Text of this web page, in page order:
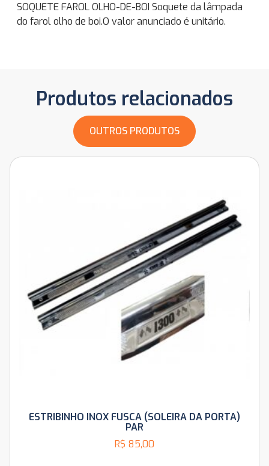
SOQUETE FAROL OLHO-DE-BOI Soquete da lâmpada
do farol olho de boi.O valor anunciado é unitário.
Produtos relacionados
OUTROS PRODUTOS
ESTRIBINHO INOX FUSCA (SOLEIRA DA PORTA)
PAR
R$ 85,00